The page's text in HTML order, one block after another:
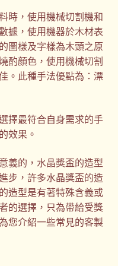
時，使用機械切割機和
據，使用機器於木材表
圖樣及字樣為木頭之原
酌顏色，使用機械切割
。此種手法優點為：漂
擇最符合自身需求的手
效果。
義的，水晶獎盃的造型
步，許多水晶獎盃的造
造型是有著特殊含義或
的選擇，只為帶給受獎
您介紹一些常見的客製